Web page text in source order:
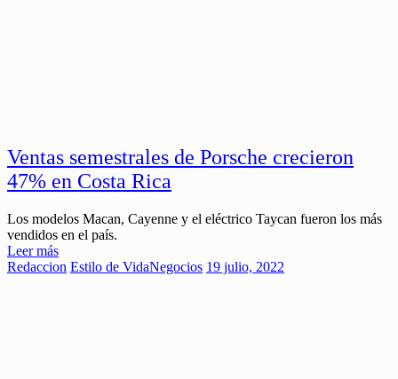
Ventas semestrales de Porsche crecieron
47% en Costa Rica
Los modelos Macan, Cayenne y el eléctrico Taycan fueron los más
vendidos en el país.
Leer más
Redaccion Estilo de VidaNegocios 19 julio, 2022